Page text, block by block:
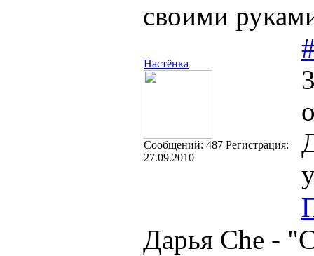
своими
Настёнка
Cообщений: 487 Регистрация:
27.09.2010
Дарья Che -